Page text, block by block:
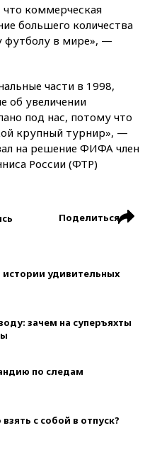
коммерческая
большего количества
футболу в мире», —
части в 1998,
об увеличении
под нас, потому что
крупный турнир», —
на решение ФИФА член
России (ФТР)
Поделиться
истории удивительных
зачем на суперъяхты
по следам
с собой в отпуск?